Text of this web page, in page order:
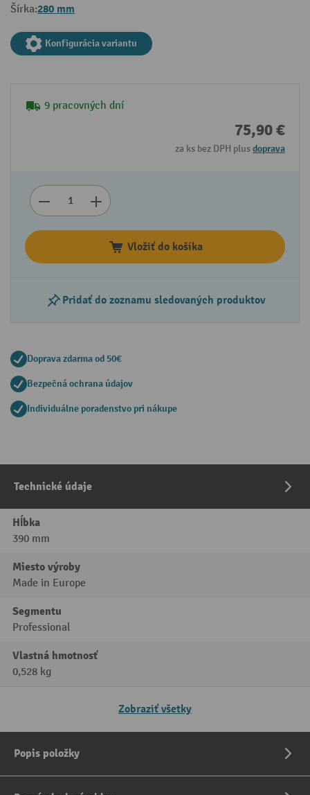
Šírka:280 mm
Konfigurácia variantu
9 pracovných dní
75,90 €
za ks bez DPH plusdoprava
Vložiť do košíka
Pridať do zoznamu sledovaných produktov
Doprava zdarma od 50€
Bezpečná ochrana údajov
Individuálne poradenstvo pri nákupe
Technické údaje
Hĺbka
390 mm
Miesto výroby
Made in Europe
Segmentu
Professional
Vlastná hmotnosť
0,528 kg
Zobraziť všetky
Popis položky